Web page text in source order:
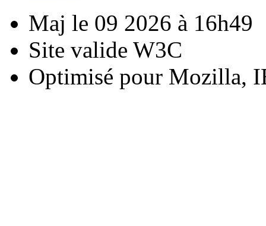
Maj le 09 2026 à 16h49
Site valide W3C
Optimisé pour Mozilla,